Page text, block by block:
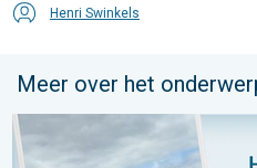
Henri Swinkels
Meer over het
Impressies maken, momenten